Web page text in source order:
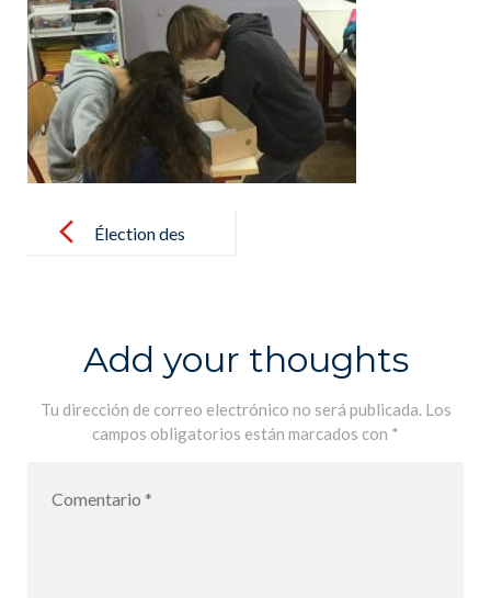
navigationÉlection des
Add your thoughts
Tu dirección de correo electrónico no será publicada. Los
campos obligatorios están marcados con *